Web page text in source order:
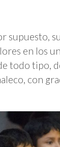
supuesto,
en los
todo tipo,
con